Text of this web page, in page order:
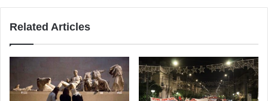
Related Articles